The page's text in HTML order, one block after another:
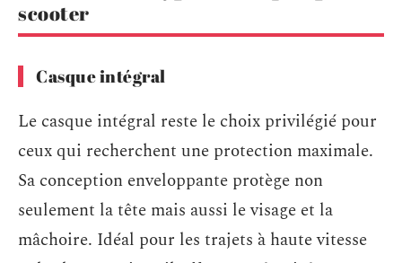
scooter
Casque intégral
Le casque intégral reste le choix privilégié pour
ceux qui recherchent une protection maximale.
Sa conception enveloppante protège non
seulement la tête mais aussi le visage et la
mâchoire. Idéal pour les trajets à haute vitesse